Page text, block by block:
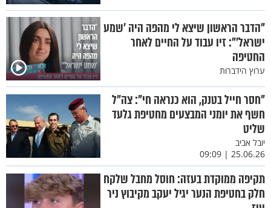
"הדבר הראשון שיצא לי מהפה היה 'שמע
ישראל'": זיו עבוד על החיים לאחר
החטיפה
ערוץ הידברות
"חסר חייל בטנק, הוא כנראה חי": צה״ל
חשף את יומני המבצעים מחטיפת גלעד
שליט
יובל אביב
25.06.26 | 09:09
תקיפה ממוקדת בעזה: חוסל מחבל שלקח
חלק בחטיפת הנער יגיל יעקב מקיבוץ ניר